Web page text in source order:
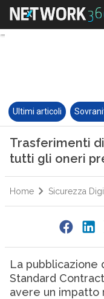
Ultimi articoli
Trasferimenti
tutti gli oneri
Home Sicurezza
La pubblicazione
Standard
avere un impatto